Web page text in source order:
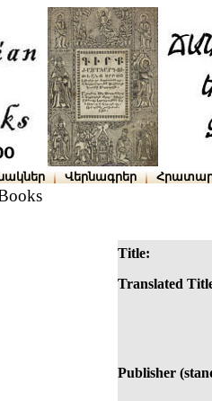
Վերնագրեր
Title:
Translated
Publisher